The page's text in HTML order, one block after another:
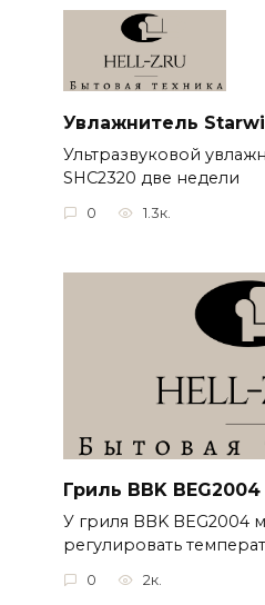
Увлажнитель
Ультразвуковой
SHC2320 две недели
0 1.3к.
Гриль BBK BEG2004
У гриля BBK BEG2004
регулировать
0 2к.